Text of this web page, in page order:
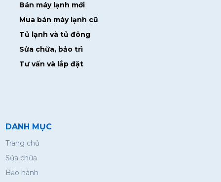
Bán máy lạnh mới
Mua bán máy lạnh cũ
Tủ lạnh và tủ đông
Sửa chữa, bảo trì
Tư vấn và lắp đặt
DANH MỤC
Trang chủ
Sửa chữa
Bảo hành